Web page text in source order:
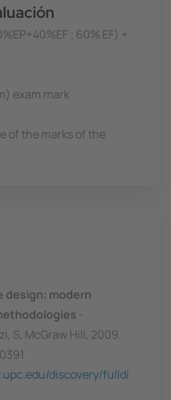
; 60% EF) +
exam mark
of the marks of the
design: modern
S, McGraw Hill, 2009.
discovery/fulldi